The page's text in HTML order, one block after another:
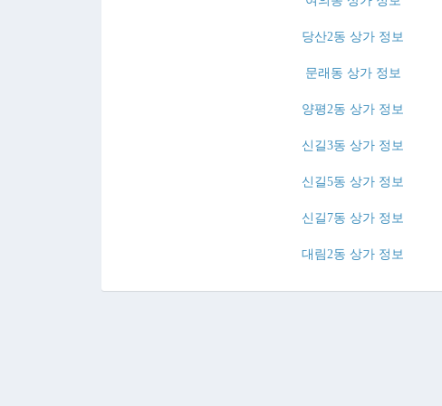
당산2동 상가 정보
문래동 상가 정보
양평2동 상가 정보
신길3동 상가 정보
신길5동 상가 정보
신길7동 상가 정보
대림2동 상가 정보